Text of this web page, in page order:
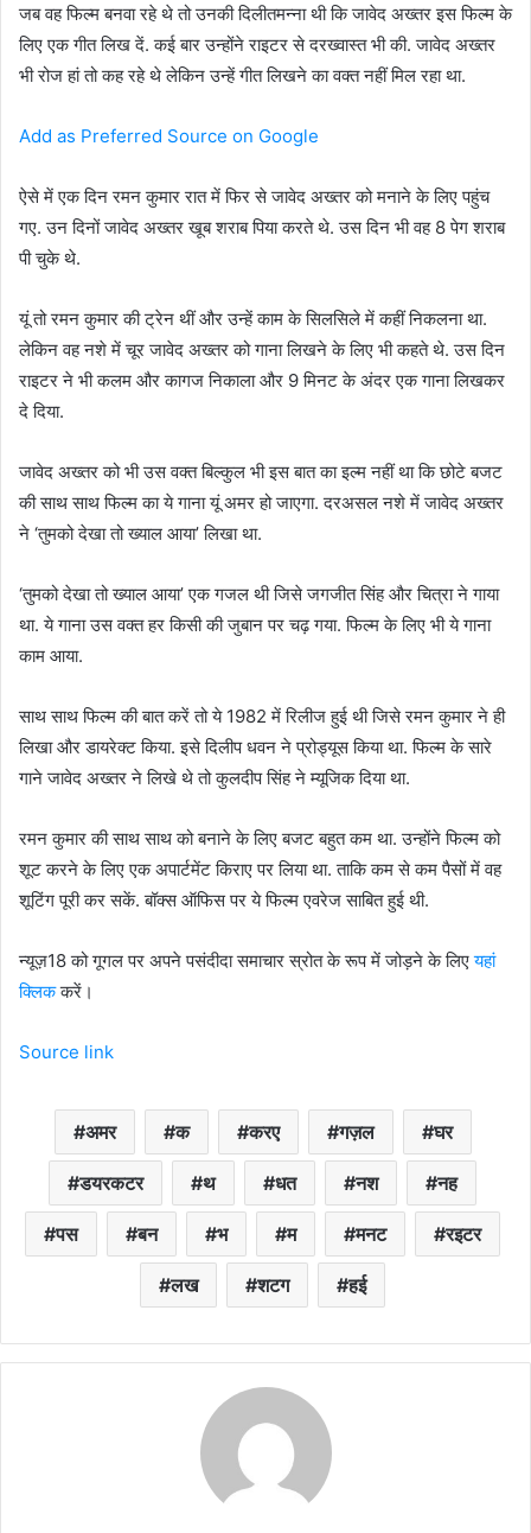
जब वह फिल्म बनवा रहे थे तो उनकी दिलीतमन्ना थी कि जावेद अख्तर इस फिल्म के
लिए एक गीत लिख दें. कई बार उन्होंने राइटर से दरख्वास्त भी की. जावेद अख्तर
भी रोज हां तो कह रहे थे लेकिन उन्हें गीत लिखने का वक्त नहीं मिल रहा था.
Add as Preferred Source on Google
ऐसे में एक दिन रमन कुमार रात में फिर से जावेद अख्तर को मनाने के लिए पहुंच
गए. उन दिनों जावेद अख्तर खूब शराब पिया करते थे. उस दिन भी वह 8 पेग शराब
पी चुके थे.
यूं तो रमन कुमार की ट्रेन थीं और उन्हें काम के सिलसिले में कहीं निकलना था.
लेकिन वह नशे में चूर जावेद अख्तर को गाना लिखने के लिए भी कहते थे. उस दिन
राइटर ने भी कलम और कागज निकाला और 9 मिनट के अंदर एक गाना लिखकर
दे दिया.
जावेद अख्तर को भी उस वक्त बिल्कुल भी इस बात का इल्म नहीं था कि छोटे बजट
की साथ साथ फिल्म का ये गाना यूं अमर हो जाएगा. दरअसल नशे में जावेद अख्तर
ने ‘तुमको देखा तो ख्याल आया’ लिखा था.
‘तुमको देखा तो ख्याल आया’ एक गजल थी जिसे जगजीत सिंह और चित्रा ने गाया
था. ये गाना उस वक्त हर किसी की जुबान पर चढ़ गया. फिल्म के लिए भी ये गाना
काम आया.
साथ साथ फिल्म की बात करें तो ये 1982 में रिलीज हुई थी जिसे रमन कुमार ने ही
लिखा और डायरेक्ट किया. इसे दिलीप धवन ने प्रोड्यूस किया था. फिल्म के सारे
गाने जावेद अख्तर ने लिखे थे तो कुलदीप सिंह ने म्यूजिक दिया था.
रमन कुमार की साथ साथ को बनाने के लिए बजट बहुत कम था. उन्होंने फिल्म को
शूट करने के लिए एक अपार्टमेंट किराए पर लिया था. ताकि कम से कम पैसों में वह
शूटिंग पूरी कर सकें. बॉक्स ऑफिस पर ये फिल्म एवरेज साबित हुई थी.
न्यूज़18 को गूगल पर अपने पसंदीदा समाचार स्रोत के रूप में जोड़ने के लिएयहां
क्लिककरें।
Source link
अमर क करए गज़ल घर
डयरकटर थ धत नश नह
पस बन भ म मनट रइटर
लख शटग हई